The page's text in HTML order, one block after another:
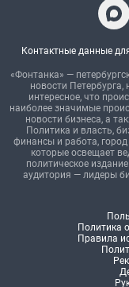
Контактные данные
«Фонтанка» —
новости Петербурга,
интересное, что
наиболее значимые
новости бизнеса, а
Политика и власть,
финансы и работа,
которые освещает
политическое
аудитория — лидеры
Политика
Правила